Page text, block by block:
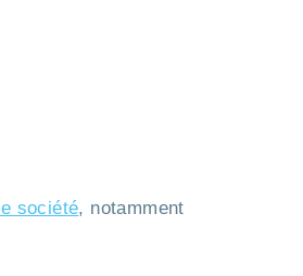
société, notamment